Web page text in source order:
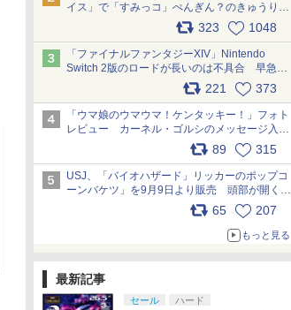
イス」で「すみっコ」ぺんぎん？のきゅうりド
ッグを食べてみた イラストそのままのメニュ
ー化に挑戦。これが意外にもおいしい
pic.x.com/Kgl04hZaeg
323 1048
「ファイナルファンタジーXIV」Nintendo
Switch 2版のロードが長いのは不具合 早急に
アップデートできるよう対応中221 373
「ウマ娘のウマウマ！ケンタッキー！」フォト
レビュー カーネル・ゴルシのメッセージ入り
パッケージや描き下ろしトレカなどが登場
89 315
USJ、「バイオハザード」リッカーのポップコ
ーンバケツ」を9月9日より販売 頭部が開く仕
組み。味は恐怖を堪のう「味噌フレーバー」
65 207
もっと見る
最新記事
セール ハード